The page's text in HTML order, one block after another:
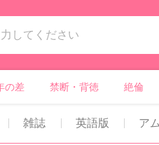
の差 禁断・背徳 絶倫
雑誌 英語版 ア